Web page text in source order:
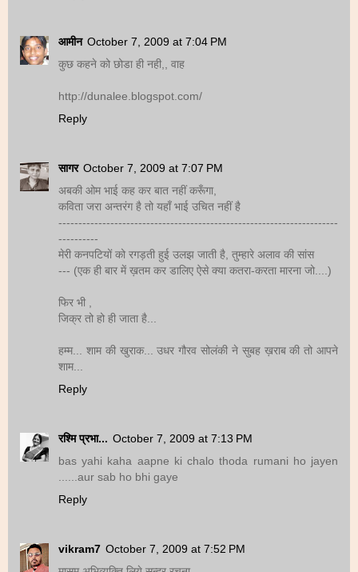
आमीन October 7, 2009 at 7:04 PM
कुछ कहने को छोडा ही नही,, वाह
http://dunalee.blogspot.com/
Reply
सागर October 7, 2009 at 7:07 PM
अबकी ओम भाई कह कर बात नहीं करूँगा,
कविता जरा अन्तरंग है तो यहाँ भाई उचित नहीं है
----------------------------------------------------------------------
----------
मेरी कनपटियों को रगड़ती हुई उलझ जाती है, तुम्हारे अलाव की सांस
--- (एक ही बार में ख़तम कर डालिए ऐसे क्या कतरा-करता मारना जो....)
फिर भी ,
जिक्र तो हो ही जाता है...
हम्म... शाम की खुराक... उधर गौरव सोलंकी ने सुबह ख़राब की तो आपने
शाम...
Reply
रश्मि प्रभा... October 7, 2009 at 7:13 PM
bas yahi kaha aapne ki chalo thoda rumani ho jayen
......aur sab ho bhi gaye
Reply
vikram7 October 7, 2009 at 7:52 PM